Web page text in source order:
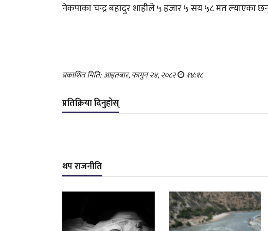
नेकपाका चन्द्र बहादुर शाहीले ५ हजार ५ सय ५८ मत ल्याएका
प्रकाशित मिति: आइतबार, फागुन २४, २०८२ १४:१८
प्रतिक्रिया दिनुहोस्
थप राजनीति